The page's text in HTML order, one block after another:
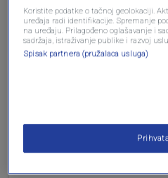
20/20
Koristite podatke o tačnoj geolokaciji.
uređaja radi identifikacije. Spremanje
na uređaju. Prilagođeno oglašavanje i
sadržaja, istraživanje publike i razvoj
Spisak partnera (pružalaca usluga)